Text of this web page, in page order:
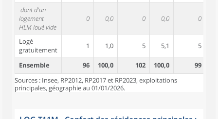
dont d'un
logement
HLM loué vide
0 0,0 0 0,0 0
Logé
gratuitement
1 1,0 5 5,1 5
Ensemble 96 100,0 102 100,0 99
Sources : Insee, RP2012, RP2017 et RP2023, exploitations
principales, géographie au 01/01/2026.